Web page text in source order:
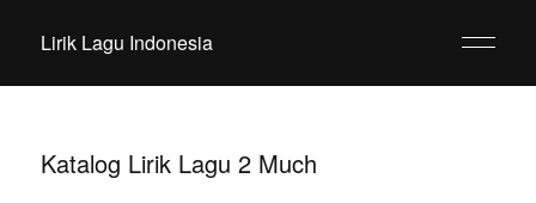
Lirik Lagu Indonesia
Katalog Lirik Lagu 2 Much